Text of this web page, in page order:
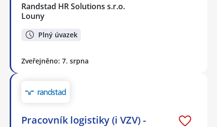
Randstad HR Solutions s.r.o.
Louny
Plný úvazek
Zveřejněno: 7. srpna
Pracovník logistiky (i VZV) -